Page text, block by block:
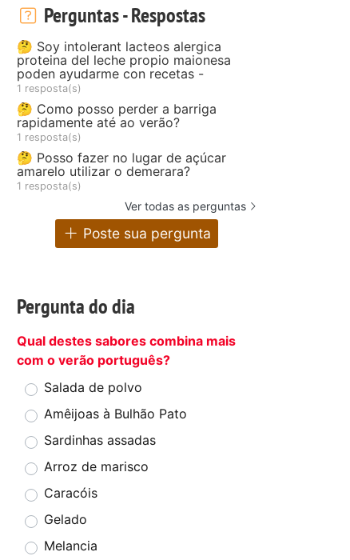
Perguntas - Respostas
🤔 Soy intolerant lacteos alergica
proteina del leche propio maionesa
poden ayudarme con recetas -
1 resposta(s)
🤔 Como posso perder a barriga
rapidamente até ao verão?
1 resposta(s)
🤔 Posso fazer no lugar de açúcar
amarelo utilizar o demerara?
1 resposta(s)
Ver todas as perguntas
Poste sua pergunta
Pergunta do dia
Qual destes sabores combina mais
com o verão português?
Salada de polvo
Amêijoas à Bulhão Pato
Sardinhas assadas
Arroz de marisco
Caracóis
Gelado
Melancia